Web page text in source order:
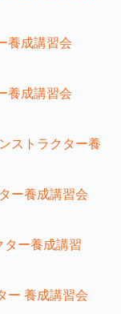
養成講習会
養成講習会
ストラクター養
ー養成講習会
ター養成講習
ー 養成講習会